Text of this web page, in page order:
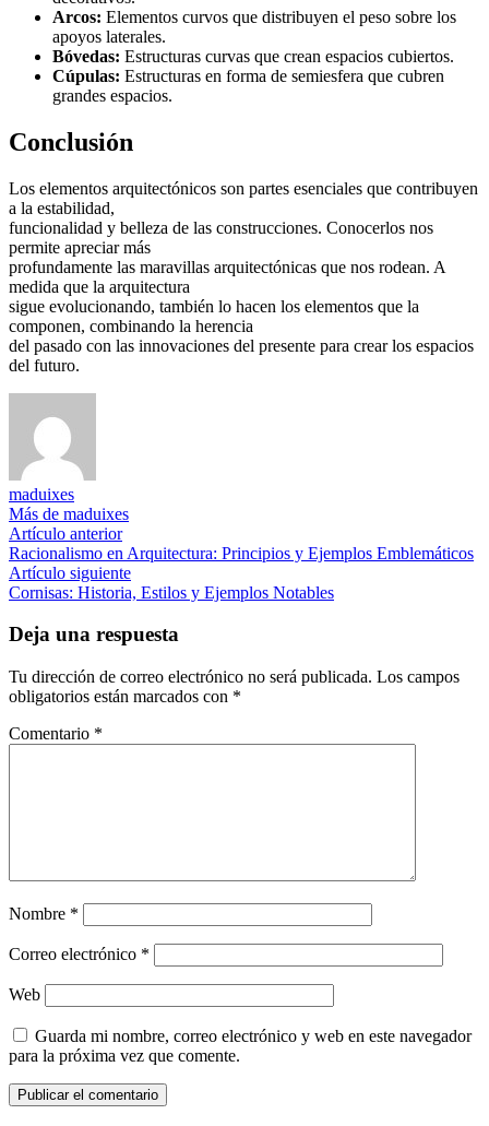
Arcos: Elementos curvos que distribuyen el peso sobre los
apoyos laterales.
Bóvedas: Estructuras curvas que crean espacios cubiertos.
Cúpulas: Estructuras en forma de semiesfera que cubren
grandes espacios.
Conclusión
Los elementos arquitectónicos son partes esenciales que contribuyen
a la estabilidad,
funcionalidad y belleza de las construcciones. Conocerlos nos
permite apreciar más
profundamente las maravillas arquitectónicas que nos rodean. A
medida que la arquitectura
sigue evolucionando, también lo hacen los elementos que la
componen, combinando la herencia
del pasado con las innovaciones del presente para crear los espacios
del futuro.
maduixes
Más de maduixes
Navegación
de
entradas
Artículo anteriorArtículo
anterior:
Racionalismo en Arquitectura: Principios y Ejemplos Emblemáticos
Artículo siguienteArtículo
siguiente:
Cornisas: Historia, Estilos y Ejemplos Notables
Deja una respuesta
Tu dirección de correo electrónico no será publicada. Los campos
obligatorios están marcados con *
Comentario *
Nombre *
Correo electrónico *
Web
Guarda mi nombre, correo electrónico y web en este navegador
para la próxima vez que comente.